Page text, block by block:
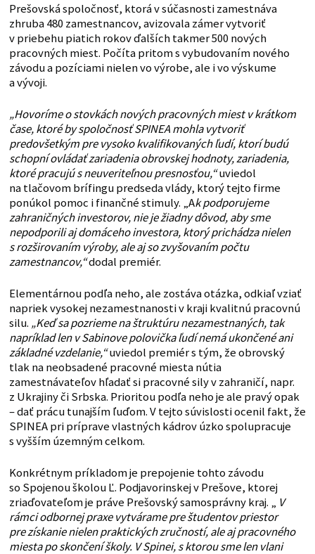
Prešovská spoločnosť, ktorá v súčasnosti zamestnáva
zhruba 480 zamestnancov, avizovala zámer vytvoriť
v priebehu piatich rokov ďalších takmer 500 nových
pracovných miest. Počíta pritom s vybudovaním nového
závodu a pozíciami nielen vo výrobe, ale i vo výskume
a vývoji.
„Hovoríme o stovkách nových pracovných miest v krátkom
čase, ktoré by spoločnosť SPINEA mohla vytvoriť
predovšetkým pre vysoko kvalifikovaných ľudí, ktorí budú
schopní ovládať zariadenia obrovskej hodnoty, zariadenia,
ktoré pracujú s neuveriteľnou presnosťou,“uviedol
na tlačovom brífingu predseda vlády, ktorý tejto firme
ponúkol pomoc i finančné stimuly. „Ak podporujeme
zahraničných investorov, nie je žiadny dôvod, aby sme
nepodporili aj domáceho investora, ktorý prichádza nielen
s rozširovaním výroby, ale aj so zvyšovaním počtu
zamestnancov,“dodal premiér.
Elementárnou podľa neho, ale zostáva otázka, odkiaľ vziať
napriek vysokej nezamestnanosti v kraji kvalitnú pracovnú
silu. „Keď sa pozrieme na štruktúru nezamestnaných, tak
napríklad len v Sabinove polovička ľudí nemá ukončené ani
základné vzdelanie,“uviedol premiér s tým, že obrovský
tlak na neobsadené pracovné miesta nútia
zamestnávateľov hľadať si pracovné sily v zahraničí, napr.
z Ukrajiny či Srbska. Prioritou podľa neho je ale pravý opak
– dať prácu tunajším ľuďom. V tejto súvislosti ocenil fakt, že
SPINEA pri príprave vlastných kádrov úzko spolupracuje
s vyšším územným celkom.
Konkrétnym príkladom je prepojenie tohto závodu
so Spojenou školou Ľ. Podjavorinskej v Prešove, ktorej
zriaďovateľom je práve Prešovský samosprávny kraj. „ V
rámci odbornej praxe vytvárame pre študentov priestor
pre získanie nielen praktických zručností, ale aj pracovného
miesta po skončení školy. V Spinei, s ktorou sme len vlani